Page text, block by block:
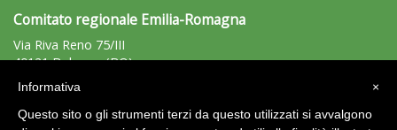
Comitato regionale Emilia-Romagna
Via Riva Reno 75/III
40121 Bologna (BO)
Tel: 051/225881 - Fax: 051/225203
C.F.: 92011680375
×
Informativa
Questo sito o gli strumenti terzi da questo utilizzati si avvalgono